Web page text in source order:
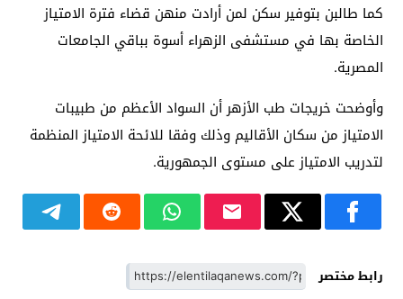
كما طالبن بتوفير سكن لمن أرادت منهن قضاء فترة الامتياز
الخاصة بها في مستشفى الزهراء أسوة بباقي الجامعات
المصرية.
وأوضحت خريجات طب الأزهر أن السواد الأعظم من طبيبات
الامتياز من سكان الأقاليم وذلك وفقا للائحة الامتياز المنظمة
لتدريب الامتياز على مستوى الجمهورية.
رابط مختصر